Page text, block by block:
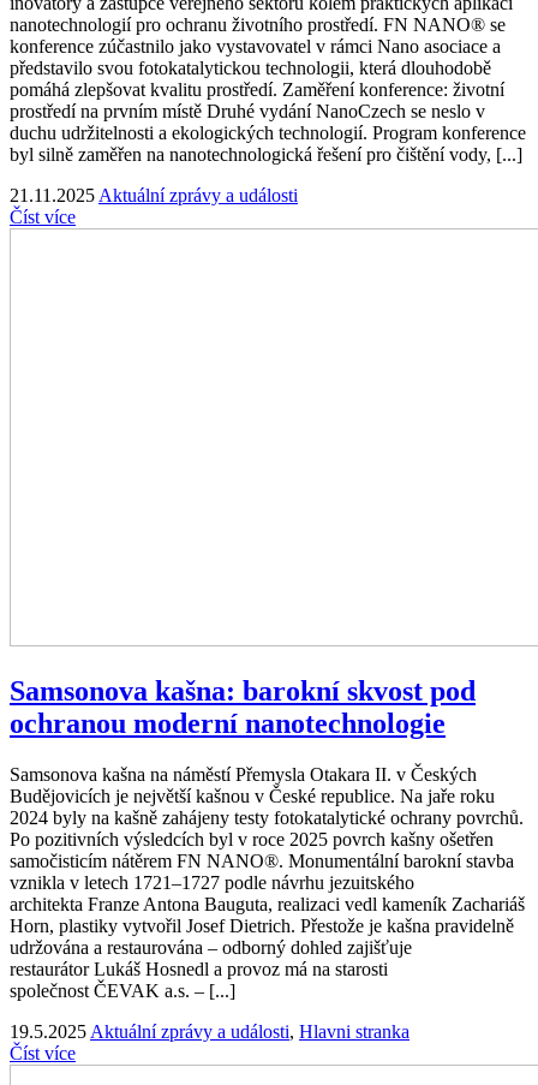
nanotechnologií pro ochranu životního prostředí. FN NANO® se
konference zúčastnilo jako vystavovatel v rámci Nano asociace a
představilo svou fotokatalytickou technologii, která dlouhodobě
pomáhá zlepšovat kvalitu prostředí. Zaměření konference: životní
prostředí na prvním místě Druhé vydání NanoCzech se neslo v
duchu udržitelnosti a ekologických technologií. Program konference
byl silně zaměřen na nanotechnologická řešení pro čištění vody, [...]
21.11.2025 Aktuální zprávy a události
Číst více
Samsonova kašna: barokní skvost pod
ochranou moderní nanotechnologie
Samsonova kašna na náměstí Přemysla Otakara II. v Českých
Budějovicích je největší kašnou v České republice. Na jaře roku
2024 byly na kašně zahájeny testy fotokatalytické ochrany povrchů.
Po pozitivních výsledcích byl v roce 2025 povrch kašny ošetřen
samočisticím nátěrem FN NANO®. Monumentální barokní stavba
vznikla v letech 1721–1727 podle návrhu jezuitského
architekta Franze Antona Bauguta, realizaci vedl kameník Zachariáš
Horn, plastiky vytvořil Josef Dietrich. Přestože je kašna pravidelně
udržována a restaurována – odborný dohled zajišťuje
restaurátor Lukáš Hosnedl a provoz má na starosti
společnost ČEVAK a.s. – [...]
19.5.2025 Aktuální zprávy a události, Hlavni stranka
Číst více